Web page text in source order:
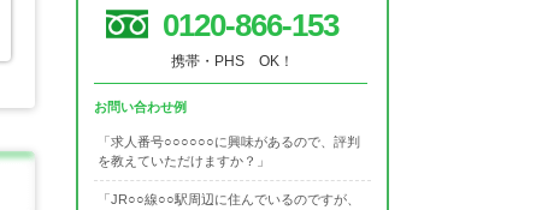
0120-866-153
携帯・PHS OK！
お問い合わせ例
「求人番号○○○○○○に興味があるので、評判
を教えていただけますか？」
「JR○○線○○駅周辺に住んでいるのですが、